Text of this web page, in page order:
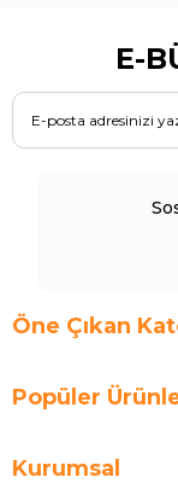
E-
Öne Çıkan
Popüler
Kurumsal